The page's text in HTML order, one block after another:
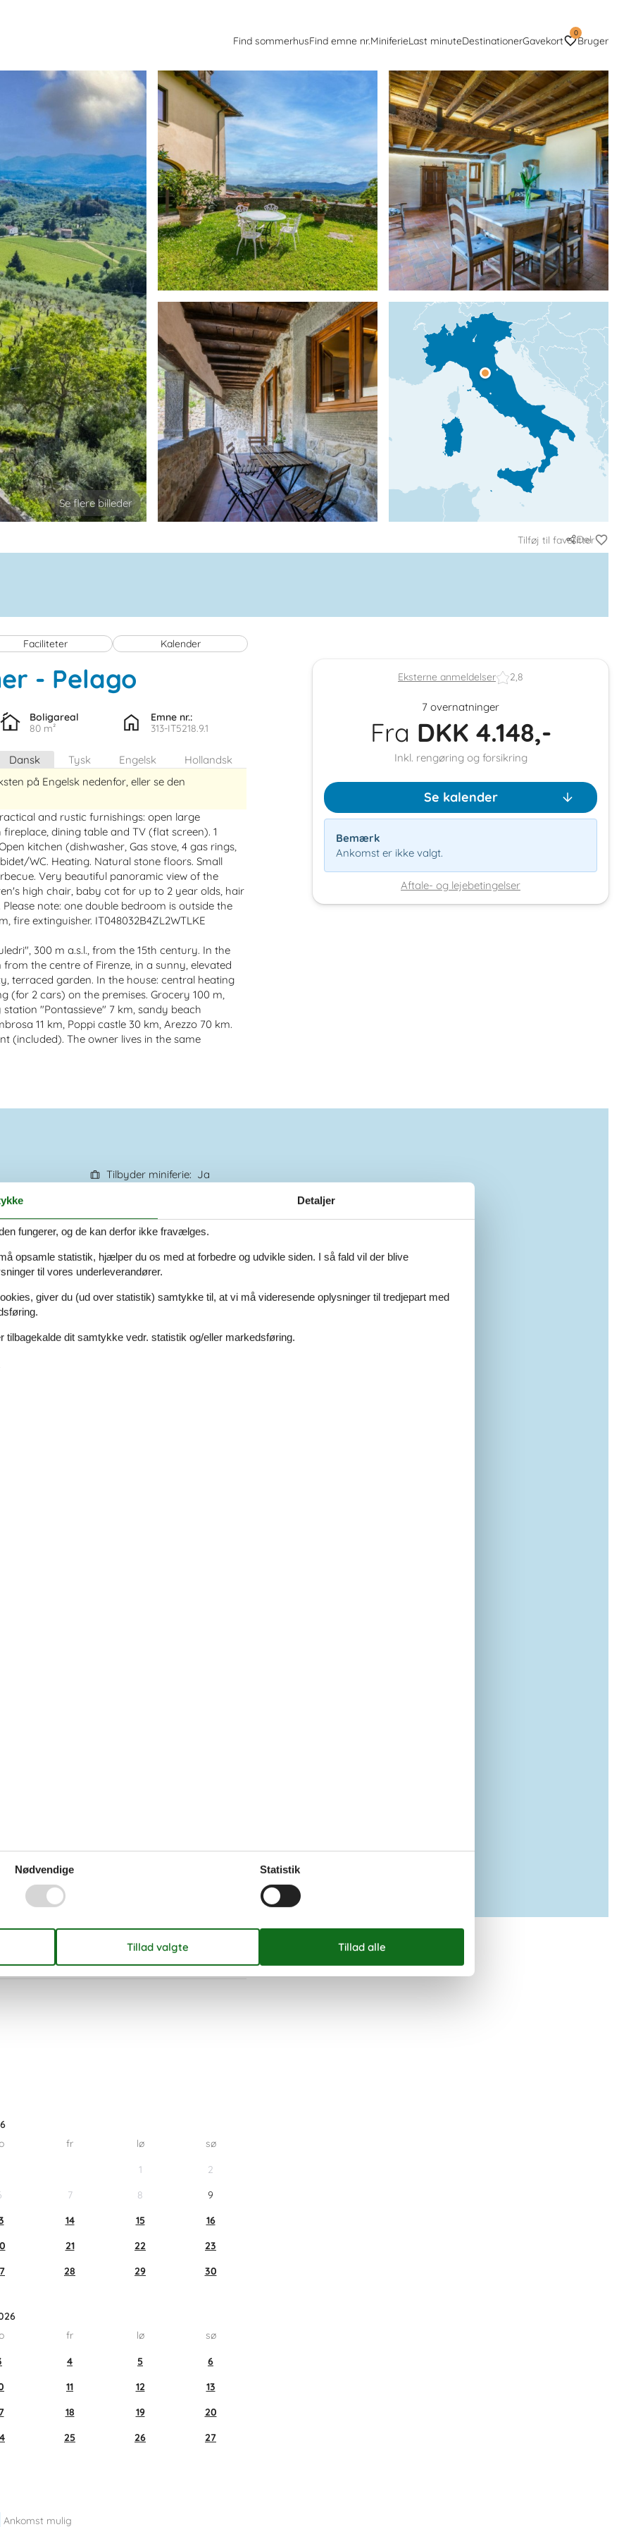
Find sommerhusFind emne nr.MiniferieLast minuteDestinationerGavekort
0
Bruger
Tilføj til favoritter
Del
Faciliteter Kalender
- 50060
- Pelago
Boligareal
80 m²
Emne nr.:
313-IT5218.9.1
Dansk Tysk Engelsk
Hollandsk
på Engelsk nedenfor, eller se den
and rustic furnishings: open large
dining table and TV (flat screen). 1
kitchen (dishwasher, Gas stove, 4 gas rings,
WC. Heating. Natural stone floors. Small
Very beautiful panoramic view of the
high chair, baby cot for up to 2 year olds, hair
note: one double bedroom is outside the
fire extinguisher. IT048032B4ZL2WTLKE
300 m a.s.l., from the 15th century. In the
the centre of Firenze, in a sunny, elevated
terraced garden. In the house: central heating
(for 2 cars) on the premises. Grocery 100 m,
"Pontassieve" 7 km, sandy beach
11 km, Poppi castle 30 km, Arezzo 70 km.
(included). The owner lives in the same
Tilbyder miniferie
Ja
Ja
2
3
Bondehus
fr lø
sø
1
2
7 8
9
14 15
16
21 22
23
28 29
30
fr lø
sø
4 5
6
11 12
13
18 19
20
25 26
27
Ankomst mulig
Eksterne anmeldelser 2,8
7 overnatninger
Fra DKK 4.148,-
Inkl. rengøring og forsikring
Se kalender
Bemærk
Ankomst er ikke valgt.
Aftale- og lejebetingelser
Detaljer
fungerer, og de kan derfor ikke fravælges.
opsamle statistik, hjælper du os med at forbedre og udvikle siden. I så fald vil der blive
til vores underleverandører.
giver du (ud over statistik) samtykke til, at vi må videresende oplysninger til tredjepart med
dit samtykke vedr. statistik og/eller markedsføring.
Nødvendige Statistik